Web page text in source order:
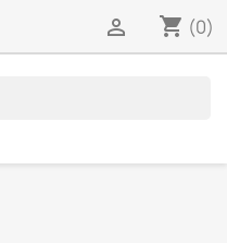
shopping_cart (0)
